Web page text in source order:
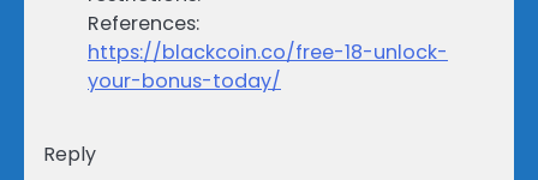
References:
https://blackcoin.co/free-18-unlock-
your-bonus-today/
Reply